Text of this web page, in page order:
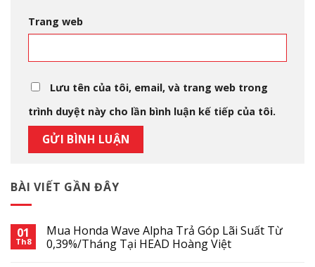
BÀI VIẾT GẦN ĐÂY
01
Th8
Mua Honda Wave Alpha Trả Góp Lãi Suất Từ
0,39%/Tháng Tại HEAD Hoàng Việt
Trang web
Lưu tên của tôi, email, và trang web trong
trình duyệt này cho lần bình luận kế tiếp của tôi.